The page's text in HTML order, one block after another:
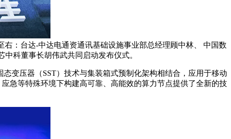
：台达-中达电通资通讯基础设施事业部总经理顾中林、 中国数
科董事长胡伟武共同启动发布仪式。
变压器（SST）技术与集装箱式预制化架构相结合，应用于移动
急等特殊环境下构建高可靠、高能效的算力节点提供了全新的技